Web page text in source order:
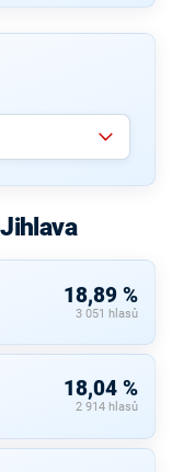
18,89 %
3 051 hlasů
18,04 %
2 914 hlasů